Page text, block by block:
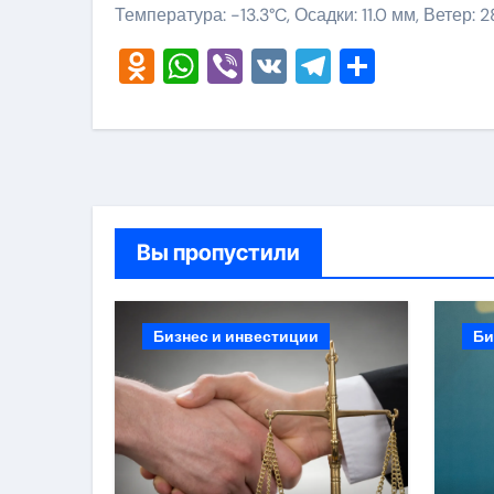
Температура: -13.3°C, Осадки: 11.0 мм, Ветер:
Odnoklassniki
WhatsApp
Viber
VKTelegram
Вы пропустили
Бизнес и инвестиции